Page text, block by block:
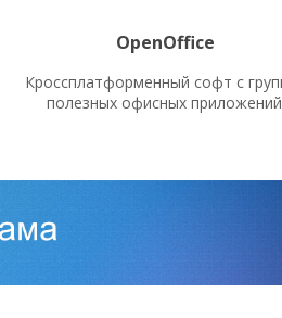
OpenOffice
Кроссплатформенный софт с
полезных офисных